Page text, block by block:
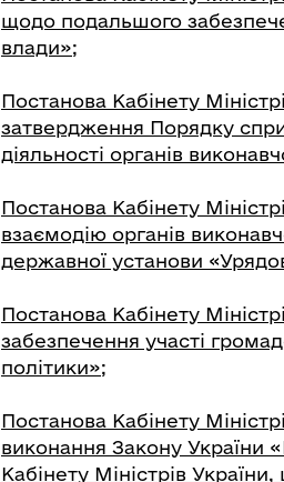
щодо подальшого
влади»;
Постанова Кабінету
затвердження Порядку
діяльності органів
Постанова Кабінету
взаємодію органів
державної установи
Постанова Кабінету
забезпечення участі
політики»;
Постанова Кабінету
виконання Закону України
Кабінету Міністрів